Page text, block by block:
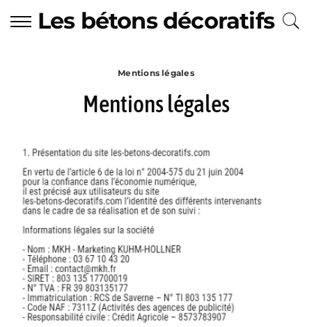
Les bétons décoratifs
Mentions légales
Mentions légales